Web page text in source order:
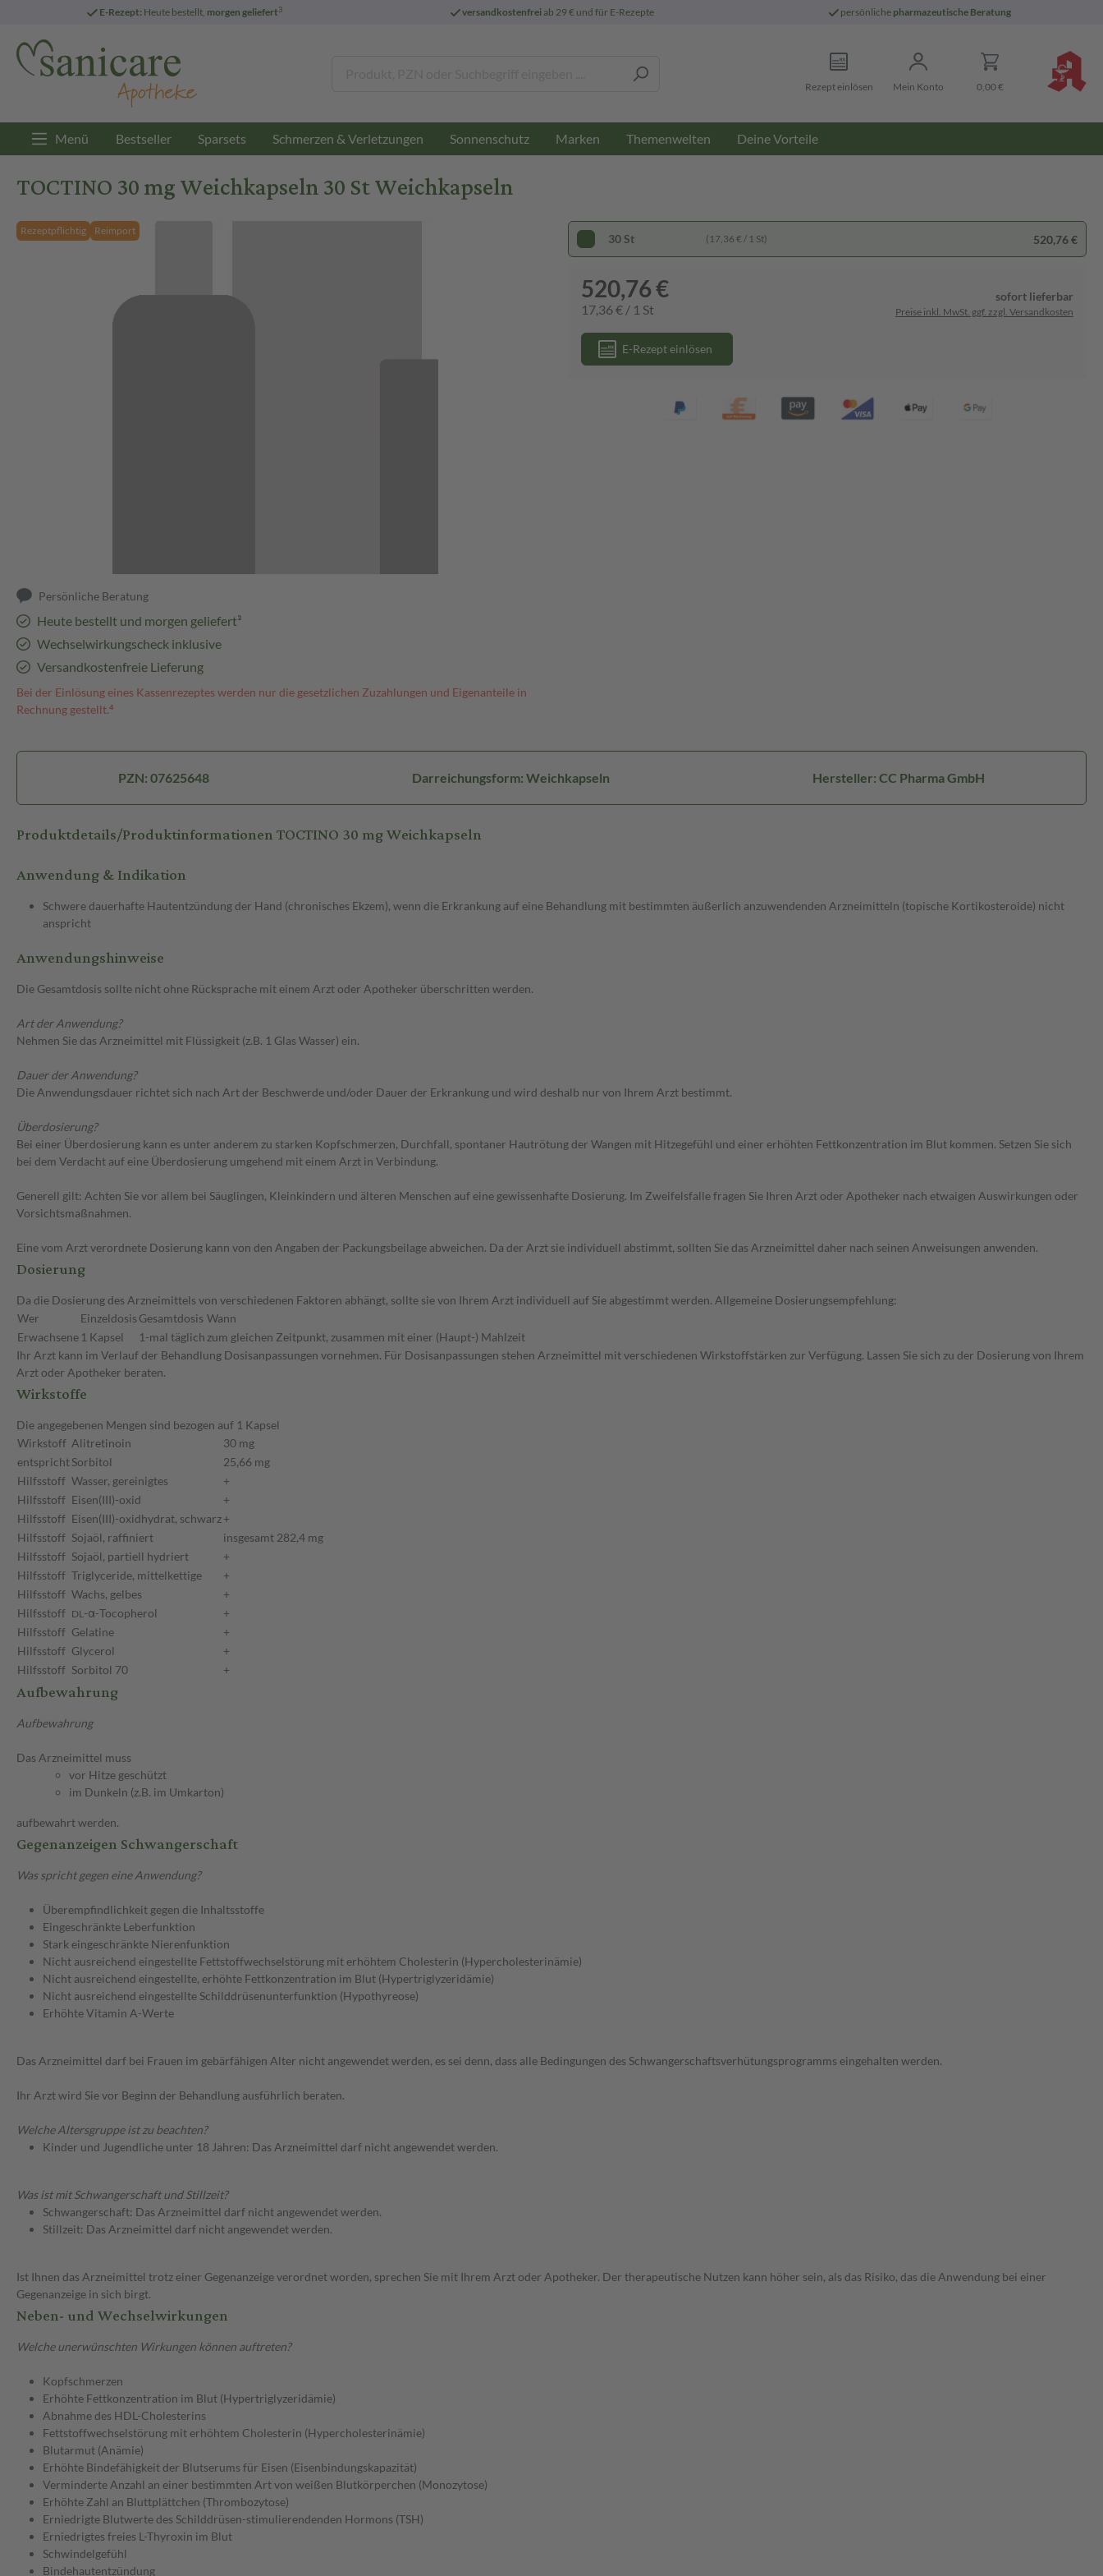
E-Rezept: Heute bestellt, morgen geliefert3 versandkostenfreiab 29 € und für E-Rezepte persönliche pharmazeutische Beratung
Rezept einlösen Mein Konto 0,00 €
Menü Bestseller Sparsets Schmerzen & Verletzungen Sonnenschutz Marken Themenwelten Deine Vorteile
TOCTINO 30 mg Weichkapseln 30 St Weichkapseln
Rezeptpflichtig Reimport
Persönliche Beratung
Heute bestellt und morgen geliefert³
Wechselwirkungscheck inklusive
Versandkostenfreie Lieferung
Bei der Einlösung eines Kassenrezeptes werden nur die gesetzlichen Zuzahlungen und Eigenanteile in
Rechnung gestellt.⁴
30 St (17,36 € / 1 St) 520,76 €
520,76 €
17,36 € / 1 St
sofort lieferbar
Preise inkl. MwSt. ggf. zzgl. Versandkosten
E-Rezept einlösen
PZN: 07625648 Darreichungsform: Weichkapseln Hersteller: CC Pharma GmbH
Produktdetails/Produktinformationen TOCTINO 30 mg Weichkapseln
Anwendung & Indikation
Schwere dauerhafte Hautentzündung der Hand (chronisches Ekzem), wenn die Erkrankung auf eine Behandlung mit bestimmten äußerlich anzuwendenden Arzneimitteln (topische Kortikosteroide) nicht
anspricht
Anwendungshinweise
Die Gesamtdosis sollte nicht ohne Rücksprache mit einem Arzt oder Apotheker überschritten werden.
Art der Anwendung?
Nehmen Sie das Arzneimittel mit Flüssigkeit (z.B. 1 Glas Wasser) ein.
Dauer der Anwendung?
Die Anwendungsdauer richtet sich nach Art der Beschwerde und/oder Dauer der Erkrankung und wird deshalb nur von Ihrem Arzt bestimmt.
Überdosierung?
Bei einer Überdosierung kann es unter anderem zu starken Kopfschmerzen, Durchfall, spontaner Hautrötung der Wangen mit Hitzegefühl und einer erhöhten Fettkonzentration im Blut kommen. Setzen Sie sich
bei dem Verdacht auf eine Überdosierung umgehend mit einem Arzt in Verbindung.
Generell gilt: Achten Sie vor allem bei Säuglingen, Kleinkindern und älteren Menschen auf eine gewissenhafte Dosierung. Im Zweifelsfalle fragen Sie Ihren Arzt oder Apotheker nach etwaigen Auswirkungen oder
Vorsichtsmaßnahmen.
Eine vom Arzt verordnete Dosierung kann von den Angaben der Packungsbeilage abweichen. Da der Arzt sie individuell abstimmt, sollten Sie das Arzneimittel daher nach seinen Anweisungen anwenden.
Dosierung
Da die Dosierung des Arzneimittels von verschiedenen Faktoren abhängt, sollte sie von Ihrem Arzt individuell auf Sie abgestimmt werden. Allgemeine Dosierungsempfehlung:
Wer
Einzeldosis Gesamtdosis Wann
Erwachsene 1 Kapsel 1-mal täglich zum gleichen Zeitpunkt, zusammen mit einer (Haupt-) Mahlzeit
Ihr Arzt kann im Verlauf der Behandlung Dosisanpassungen vornehmen. Für Dosisanpassungen stehen Arzneimittel mit verschiedenen Wirkstoffstärken zur Verfügung. Lassen Sie sich zu der Dosierung von Ihrem
Arzt oder Apotheker beraten.
Wirkstoffe
Die angegebenen Mengen sind bezogen auf 1 Kapsel
Wirkstoff Alitretinoin
30 mg
entsprichtSorbitol
25,66 mg
Hilfsstoff Wasser, gereinigtes
+
Hilfsstoff Eisen(III)-oxid
+
Hilfsstoff Eisen(III)-oxidhydrat, schwarz+
Hilfsstoff Sojaöl, raffiniert
insgesamt 282,4 mg
Hilfsstoff Sojaöl, partiell hydriert
+
Hilfsstoff Triglyceride, mittelkettige
+
Hilfsstoff Wachs, gelbes
+
Hilfsstoff DL-α-Tocopherol
+
Hilfsstoff Gelatine
+
Hilfsstoff Glycerol
+
Hilfsstoff Sorbitol 70 +
Aufbewahrung
Aufbewahrung
Das Arzneimittel muss
vor Hitze geschützt
im Dunkeln (z.B. im Umkarton)
aufbewahrt werden.
Gegenanzeigen Schwangerschaft
Was spricht gegen eine Anwendung?
Überempfindlichkeit gegen die Inhaltsstoffe
Eingeschränkte Leberfunktion
Stark eingeschränkte Nierenfunktion
Nicht ausreichend eingestellte Fettstoffwechselstörung mit erhöhtem Cholesterin (Hypercholesterinämie)
Nicht ausreichend eingestellte, erhöhte Fettkonzentration im Blut (Hypertriglyzeridämie)
Nicht ausreichend eingestellte Schilddrüsenunterfunktion (Hypothyreose)
Erhöhte Vitamin A-Werte
Das Arzneimittel darf bei Frauen im gebärfähigen Alter nicht angewendet werden, es sei denn, dass alle Bedingungen des Schwangerschaftsverhütungsprogramms eingehalten werden.
Ihr Arzt wird Sie vor Beginn der Behandlung ausführlich beraten.
Welche Altersgruppe ist zu beachten?
Kinder und Jugendliche unter 18 Jahren: Das Arzneimittel darf nicht angewendet werden.
Was ist mit Schwangerschaft und Stillzeit?
Schwangerschaft: Das Arzneimittel darf nicht angewendet werden.
Stillzeit: Das Arzneimittel darf nicht angewendet werden.
Ist Ihnen das Arzneimittel trotz einer Gegenanzeige verordnet worden, sprechen Sie mit Ihrem Arzt oder Apotheker. Der therapeutische Nutzen kann höher sein, als das Risiko, das die Anwendung bei einer
Gegenanzeige in sich birgt.
Neben- und Wechselwirkungen
Welche unerwünschten Wirkungen können auftreten?
Kopfschmerzen
Erhöhte Fettkonzentration im Blut (Hypertriglyzeridämie)
Abnahme des HDL-Cholesterins
Fettstoffwechselstörung mit erhöhtem Cholesterin (Hypercholesterinämie)
Blutarmut (Anämie)
Erhöhte Bindefähigkeit der Blutserums für Eisen (Eisenbindungskapazität)
Verminderte Anzahl an einer bestimmten Art von weißen Blutkörperchen (Monozytose)
Erhöhte Zahl an Bluttplättchen (Thrombozytose)
Erniedrigte Blutwerte des Schilddrüsen-stimulierendenden Hormons (TSH)
Erniedrigtes freies L-Thyroxin im Blut
Schwindelgefühl
Bindehautentzündung